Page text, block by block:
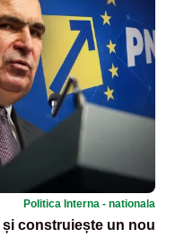
Politica Interna - nationala
și construiește un nou